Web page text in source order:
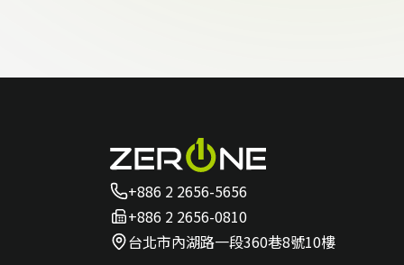
+886 2 2656-5656
+886 2 2656-0810
台北市內湖路一段360巷8號10樓